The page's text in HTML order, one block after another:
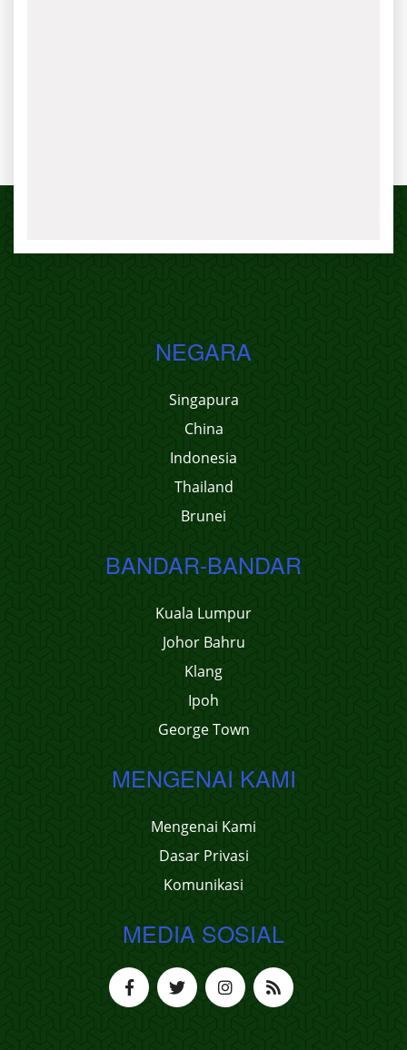
NEGARA
Singapura
China
Indonesia
Thailand
Brunei
BANDAR-BANDAR
Kuala Lumpur
Johor Bahru
Klang
Ipoh
George Town
MENGENAI KAMI
Mengenai Kami
Dasar Privasi
Komunikasi
MEDIA SOSIAL